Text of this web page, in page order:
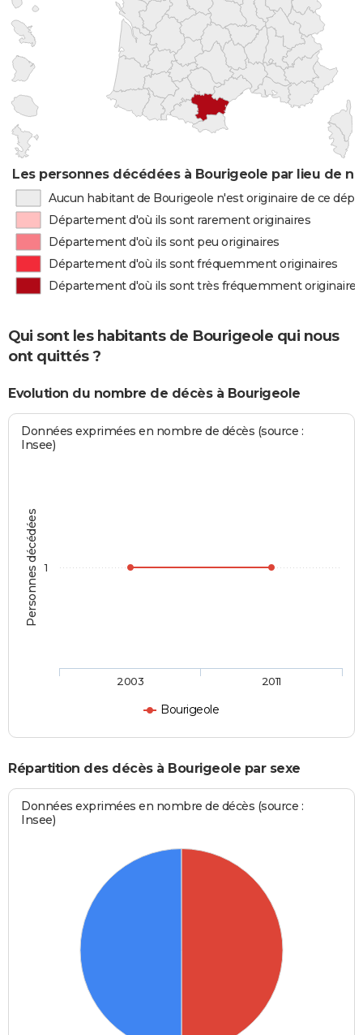
Les personnes décédées à Bourigeole par lieu de
Aucun habitant de Bourigeole n'est originaire de ce
Département d'où ils sont rarement originaires
Département d'où ils sont peu originaires
Département d'où ils sont fréquemment originaires
Département d'où ils sont très fréquemment originaires
Qui sont les habitants de Bourigeole qui nous
ont quittés ?
Evolution du nombre de décès à Bourigeole
Personnes décédées
Données exprimées en nombre de décès (source :
Insee)
Bourigeole
2003 2011
1
Répartition des décès à Bourigeole par sexe
Données exprimées en nombre de décès (source :
Insee)